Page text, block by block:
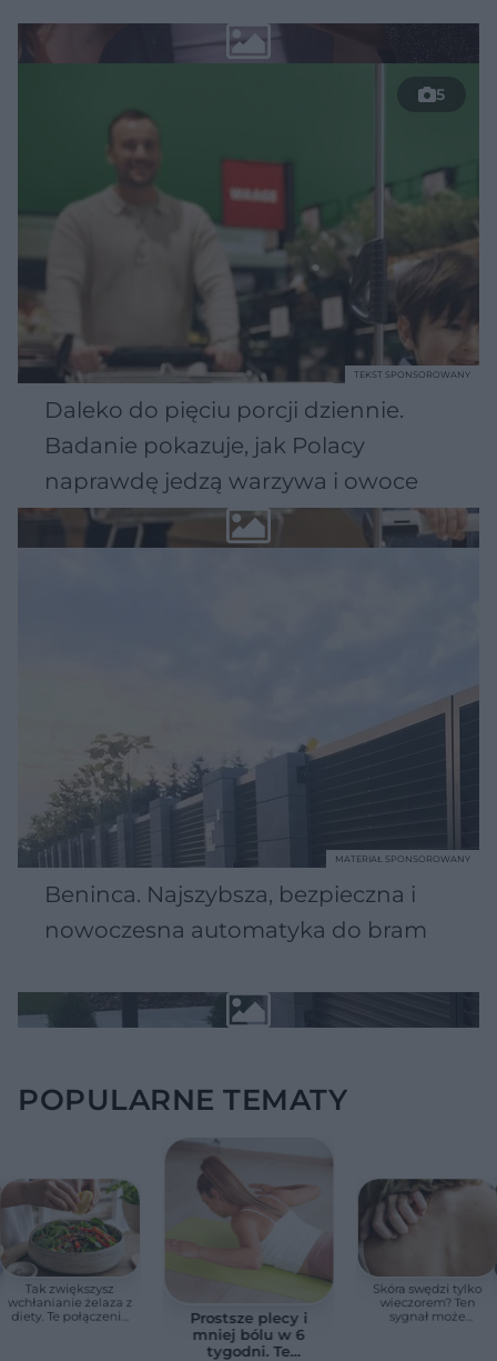
5
Daleko do pięciu porcji dziennie.
Badanie pokazuje, jak Polacy
naprawdę jedzą warzywa i owoce
TEKST SPONSOROWANY
Beninca. Najszybsza, bezpieczna i
nowoczesna automatyka do bram
MATERIAŁ SPONSOROWANY
POPULARNE TEMATY
Tak zwiększysz
wchłanianie żelaza z
diety. Te połączenia
Prostsze plecy i
mniej bólu w 6
tygodni. Te
Skóra swędzi tylko
wieczorem? Ten
sygnał może